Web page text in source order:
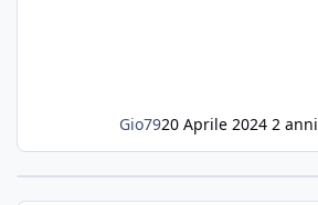
Gio7920 Aprile 2024 2 anni